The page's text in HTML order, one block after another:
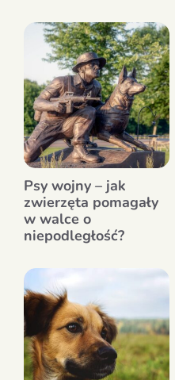
Psy wojny – jak
zwierzęta pomagały
w walce o
niepodległość?